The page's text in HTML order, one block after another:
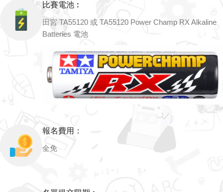
比賽電池︰
田宮 TA55120 或 TA55120 Power Champ RX Alkaline
Batteries 電池
報名費用：
全免